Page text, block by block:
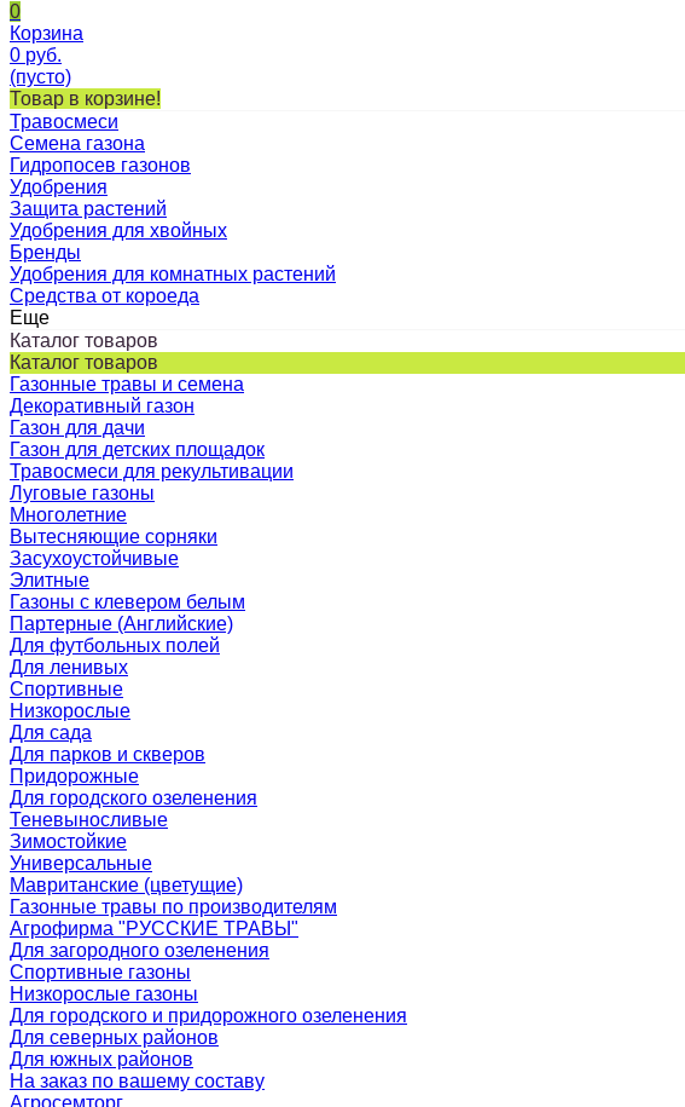
0
Корзина
0 руб.
(пусто)
Товар в корзине!
Травосмеси
Семена газона
Гидропосев газонов
Удобрения
Защита растений
Удобрения для хвойных
Бренды
Удобрения для комнатных растений
Средства от короеда
Еще
Каталог товаров
Каталог товаров
Газонные травы и семена
Декоративный газон
Газон для дачи
Газон для детских площадок
Травосмеси для рекультивации
Луговые газоны
Многолетние
Вытесняющие сорняки
Засухоустойчивые
Элитные
Газоны с клевером белым
Партерные (Английские)
Для футбольных полей
Для ленивых
Спортивные
Низкорослые
Для сада
Для парков и скверов
Придорожные
Для городского озеленения
Теневыносливые
Зимостойкие
Универсальные
Мавританские (цветущие)
Газонные травы по производителям
Агрофирма "РУССКИЕ ТРАВЫ"
Для загородного озеленения
Спортивные газоны
Низкорослые газоны
Для городского и придорожного озеленения
Для северных районов
Для южных районов
На заказ по вашему составу
Агросемторг